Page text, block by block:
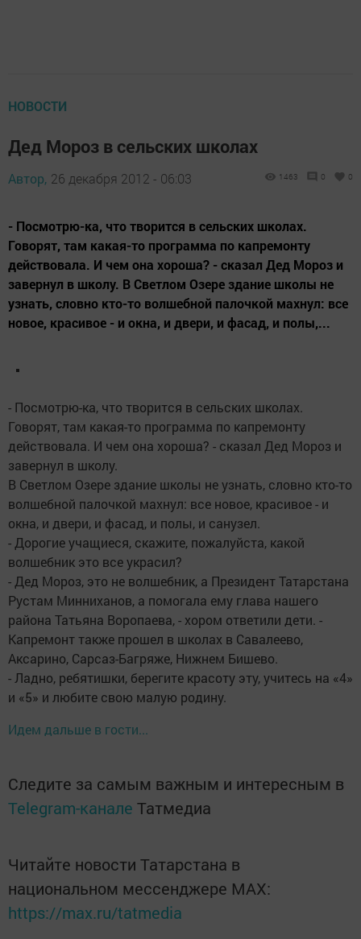
НОВОСТИ
Дед Мороз в сельских школах
Автор, 26 декабря 2012 - 06:03 1463 0 0
- Посмотрю-ка, что творится в сельских школах.
Говорят, там какая-то программа по капремонту
действовала. И чем она хороша? - сказал Дед Мороз и
завернул в школу. В Светлом Озере здание школы не
узнать, словно кто-то волшебной палочкой махнул: все
новое, красивое - и окна, и двери, и фасад, и полы,...
- Посмотрю-ка, что творится в сельских школах.
Говорят, там какая-то программа по капремонту
действовала. И чем она хороша? - сказал Дед Мороз и
завернул в школу.
В Светлом Озере здание школы не узнать, словно кто-то
волшебной палочкой махнул: все новое, красивое - и
окна, и двери, и фасад, и полы, и санузел.
- Дорогие учащиеся, скажите, пожалуйста, какой
волшебник это все украсил?
- Дед Мороз, это не волшебник, а Президент Татарстана
Рустам Минниханов, а помогала ему глава нашего
района Татьяна Воропаева, - хором ответили дети. -
Капремонт также прошел в школах в Савалеево,
Аксарино, Сарсаз-Багряже, Нижнем Бишево.
- Ладно, ребятишки, берегите красоту эту, учитесь на «4»
и «5» и любите свою малую родину.
Идем дальше в гости...
Следите за самым важным и интересным в
Telegram-канале Татмедиа
Читайте новости Татарстана в
национальном мессенджере MАХ:
https://max.ru/tatmedia